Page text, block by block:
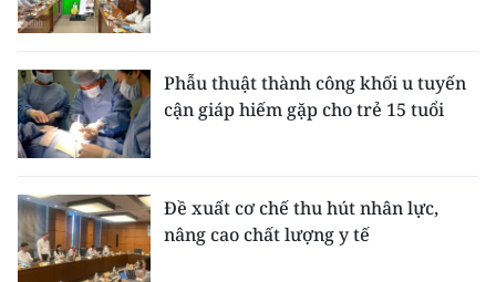
Phẫu thuật thành công khối u tuyến
cận giáp hiếm gặp cho trẻ 15 tuổi
Đề xuất cơ chế thu hút nhân lực,
nâng cao chất lượng y tế